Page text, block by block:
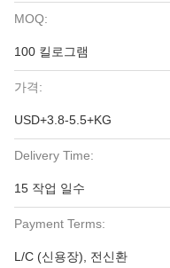
MOQ:
100 킬로그램
가격:
USD+3.8-5.5+KG
Delivery Time:
15 작업 일수
Payment Terms:
L/C (신용장), 전신환